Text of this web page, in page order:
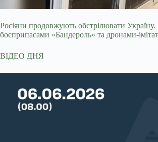
Росіяни продовжують обстрілювати
боєприпасами «Бандероль» та дронами-
ВІДЕО ДНЯ